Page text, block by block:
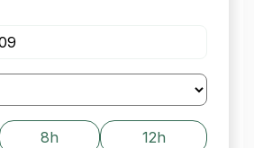
8h 12h